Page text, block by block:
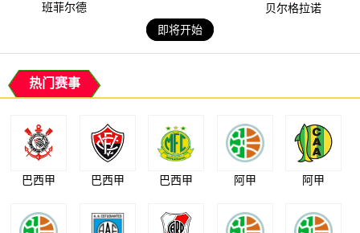
班菲尔德
贝尔格拉诺
即将开始
热门赛事
巴西甲 巴西甲 巴西甲 阿甲 阿甲